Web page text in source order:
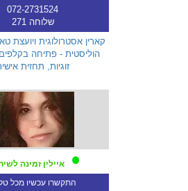
072-2731524
שלוחה 271
קארין אסטרולוגית ויועצת
הוליסטית - פתיחה
זוגיות, תחזית
איילין זמינה
התקשרו עכשיו מכל